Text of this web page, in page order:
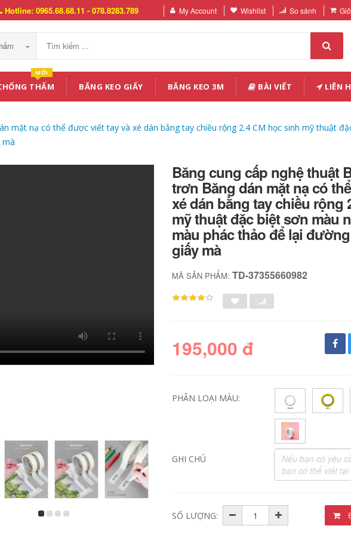
Hotline: 0965.68.68.11 - 078.8283.789 My Account Wishlist So sánh
THẤM
MỚI
BĂNG KEO GIẤY BĂNG KEO 3M BÀI VIẾT LIÊN
mặt nạ có thể được viết tay và xé dán bằng tay chiều rộng 2.4 CM học sinh mỹ thuật
mà
giấy bị kiểm
cao Truffle
Sơn Làm đẹp
đẹp Giấy
trí Sơn Mặt nạ
Giấy màu
giấy giày
Băng giấy kraft
Guoqiang có độ dẻo
cao giấy khung ảnh
mạnh mẽ tự dính
bằng tay xé băng
giấy kraft không có
trâu cuộn băng dài
50 mét băng dính
Băng cung cấp nghệ thuật
trơn Băng dán mặt nạ có
xé dán bằng tay chiều rộng
mỹ thuật đặc biệt sơn màu
màu phác thảo để lại
giấy mà
MÃ SẢN PHẨM:TD-37355660982
195,000 đ
PHÂN LOẠI MÀU:
GHI CHÚ
SỐ LƯỢNG: